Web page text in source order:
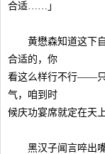
合适……」
黄懋森知道这下自
合适的，你
看这么样行不行——只
气，咱到时
候庆功宴席就定在天
黑汉子闻言啐出嘴